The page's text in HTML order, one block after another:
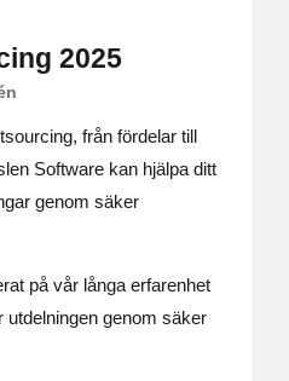
2025
från fördelar till
Software kan hjälpa ditt
genom säker
på vår långa erfarenhet
genom säker